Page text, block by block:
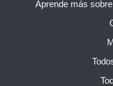
Aprende más